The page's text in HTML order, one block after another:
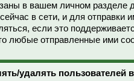
в вашем личном разделе
в сети, и для
если это
любые отправленные ими
удалять пользователей